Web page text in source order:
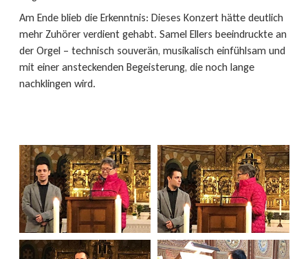
Am Ende blieb die Erkenntnis: Dieses Konzert hätte deutlich
mehr Zuhörer verdient gehabt. Samel Ellers beeindruckte an
der Orgel – technisch souverän, musikalisch einfühlsam und
mit einer ansteckenden Begeisterung, die noch lange
nachklingen wird.